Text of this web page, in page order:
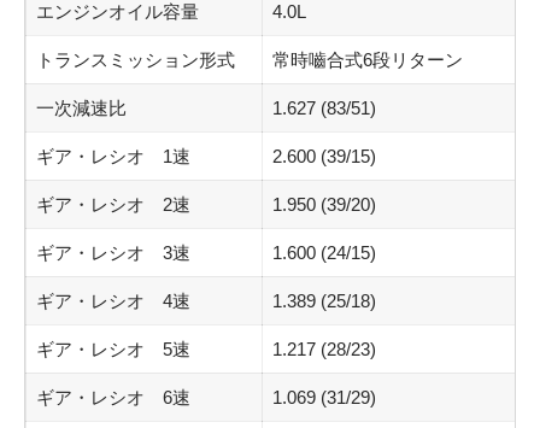
エンジンオイル容量 4.0L
トランスミッション形式 常時嚙合式6段リターン
一次減速比 1.627 (83/51)
ギア・レシオ 1速 2.600 (39/15)
ギア・レシオ 2速 1.950 (39/20)
ギア・レシオ 3速 1.600 (24/15)
ギア・レシオ 4速 1.389 (25/18)
ギア・レシオ 5速 1.217 (28/23)
ギア・レシオ 6速 1.069 (31/29)